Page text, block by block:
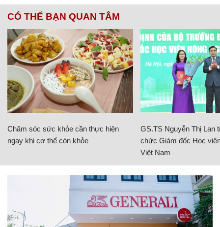
CÓ THỂ BẠN QUAN TÂM
Chăm sóc sức khỏe cần thực hiện
ngay khi cơ thể còn khỏe
GS.TS Nguyễn Thị Lan
chức Giám đốc Học
Việt Nam